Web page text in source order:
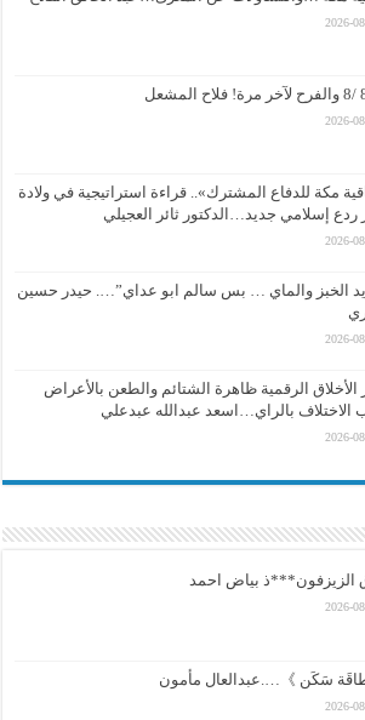
2026-
2026-
مكة للدفاع المشترك».. قراءة استراتيجية في ولادة
ردع إسلامي جديد…الدكتور ثائر العجيلي
2026-
الخبز والماي … بس سالم ابو عداي”…. حيدر حسين
2026-
الأخلاق الرقمية ظاهرة الشتائم والطعن بالأعراض
الاختلاف بالراي…اسعد عبدالله عبدعلي
2026-
الزيزفون***ذ بياض احمد
2026-
سَكَن 》….عبدالعال مأمون
2026-